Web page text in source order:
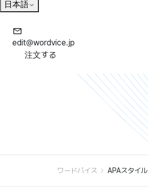
日本語
edit@wordvice.jp
注文する
ワードバイス APAスタイル